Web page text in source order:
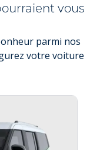
vous
parmi nos
votre voiture